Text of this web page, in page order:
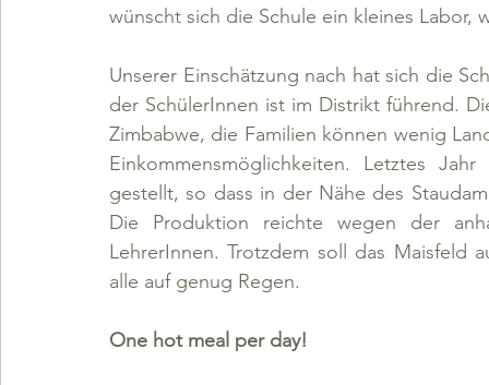
wünscht sich die Schule ein kleines Labor,
Unserer Einschätzung nach hat sich die
der SchülerInnen ist im Distrikt führend.
Zimbabwe, die Familien können wenig
Einkommensmöglichkeiten. Letztes
gestellt, so dass in der Nähe des
Die Produktion reichte wegen der
LehrerInnen. Trotzdem soll das Maisfeld
alle auf genug Regen.
One hot meal per day!